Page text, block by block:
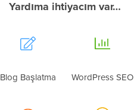
Yardıma ihtiyacım var…
Blog Başlatma WordPress SEO